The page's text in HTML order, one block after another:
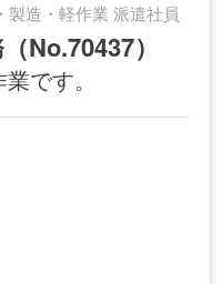
製造・軽作業 派遣社員
No.70437）
です。